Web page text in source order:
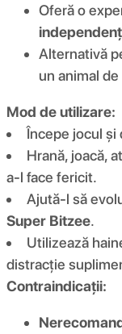
Oferă o
Alternativă
un animal
Mod de utilizare:
Începe jocul și
Hrană, joacă,
a-l face fericit.
Ajută-l să
Super Bitzee.
Utilizează
distracție
Contraindicații: